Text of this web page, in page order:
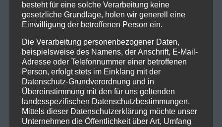
besteht für eine solche Verarbeitung keine
gesetzliche Grundlage, holen wir generell eine
Einwilligung der betroffenen Person ein.
Die Verarbeitung personenbezogener Daten,
beispielsweise des Namens, der Anschrift, E-Mail-
Adresse oder Telefonnummer einer betroffenen
Person, erfolgt stets im Einklang mit der
Datenschutz-Grundverordnung und in
Übereinstimmung mit den für uns geltenden
landesspezifischen Datenschutzbestimmungen.
Mittels dieser Datenschutzerklärung möchte unser
Unternehmen die Öffentlichkeit über Art, Umfang